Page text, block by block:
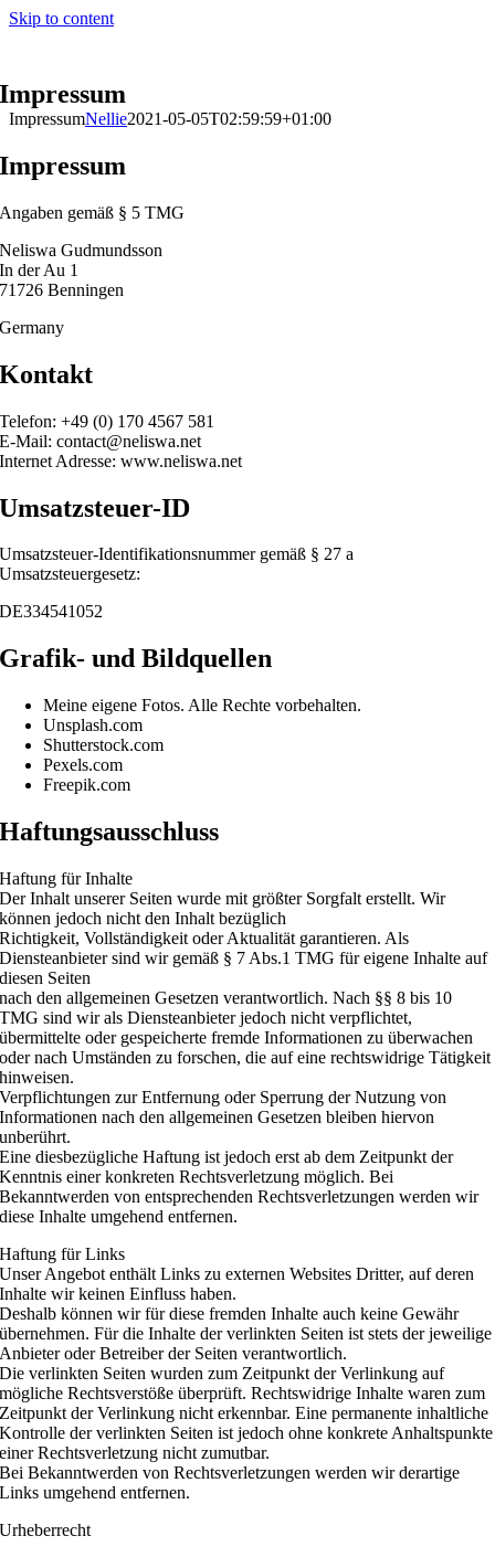
Skip to content
Impressum
ImpressumNellie2021-05-05T02:59:59+01:00
Impressum
Angaben gemäß § 5 TMG
Neliswa Gudmundsson
In der Au 1
71726 Benningen
Germany
Kontakt
Telefon: +49 (0) 170 4567 581
E-Mail: contact@neliswa.net
Internet Adresse: www.neliswa.net
Umsatzsteuer-ID
Umsatzsteuer-Identifikationsnummer gemäß § 27 a
Umsatzsteuergesetz:
DE334541052
Grafik- und Bildquellen
Meine eigene Fotos. Alle Rechte vorbehalten.
Unsplash.com
Shutterstock.com
Pexels.com
Freepik.com
Haftungsausschluss
Haftung für Inhalte
Der Inhalt unserer Seiten wurde mit größter Sorgfalt erstellt. Wir
können jedoch nicht den Inhalt bezüglich
Richtigkeit, Vollständigkeit oder Aktualität garantieren. Als
Diensteanbieter sind wir gemäß § 7 Abs.1 TMG für eigene Inhalte auf
diesen Seiten
nach den allgemeinen Gesetzen verantwortlich. Nach §§ 8 bis 10
TMG sind wir als Diensteanbieter jedoch nicht verpflichtet,
übermittelte oder gespeicherte fremde Informationen zu überwachen
oder nach Umständen zu forschen, die auf eine rechtswidrige Tätigkeit
hinweisen.
Verpflichtungen zur Entfernung oder Sperrung der Nutzung von
Informationen nach den allgemeinen Gesetzen bleiben hiervon
unberührt.
Eine diesbezügliche Haftung ist jedoch erst ab dem Zeitpunkt der
Kenntnis einer konkreten Rechtsverletzung möglich. Bei
Bekanntwerden von entsprechenden Rechtsverletzungen werden wir
diese Inhalte umgehend entfernen.
Haftung für Links
Unser Angebot enthält Links zu externen Websites Dritter, auf deren
Inhalte wir keinen Einfluss haben.
Deshalb können wir für diese fremden Inhalte auch keine Gewähr
übernehmen. Für die Inhalte der verlinkten Seiten ist stets der jeweilige
Anbieter oder Betreiber der Seiten verantwortlich.
Die verlinkten Seiten wurden zum Zeitpunkt der Verlinkung auf
mögliche Rechtsverstöße überprüft. Rechtswidrige Inhalte waren zum
Zeitpunkt der Verlinkung nicht erkennbar. Eine permanente inhaltliche
Kontrolle der verlinkten Seiten ist jedoch ohne konkrete Anhaltspunkte
einer Rechtsverletzung nicht zumutbar.
Bei Bekanntwerden von Rechtsverletzungen werden wir derartige
Links umgehend entfernen.
Urheberrecht